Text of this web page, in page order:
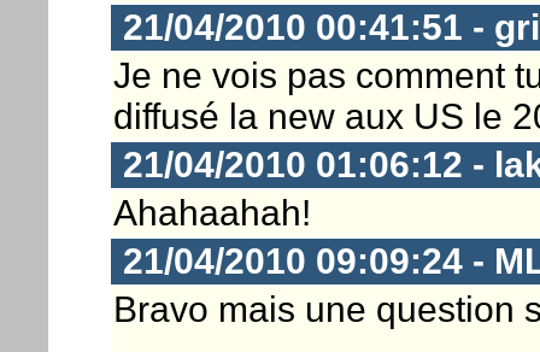
21/04/2010 00:41:51 -
Je ne vois pas comment
diffusé la new aux US le
21/04/2010 01:06:12 -
Ahahaahah!
21/04/2010 09:09:24 -
Bravo mais une question